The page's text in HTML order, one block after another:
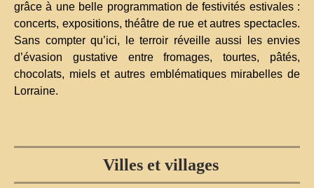
grâce à une belle programmation de festivités estivales :
concerts, expositions, théâtre de rue et autres spectacles.
Sans compter qu’ici, le terroir réveille aussi les envies
d’évasion gustative entre fromages, tourtes, pâtés,
chocolats, miels et autres emblématiques mirabelles de
Lorraine.
Villes et villages